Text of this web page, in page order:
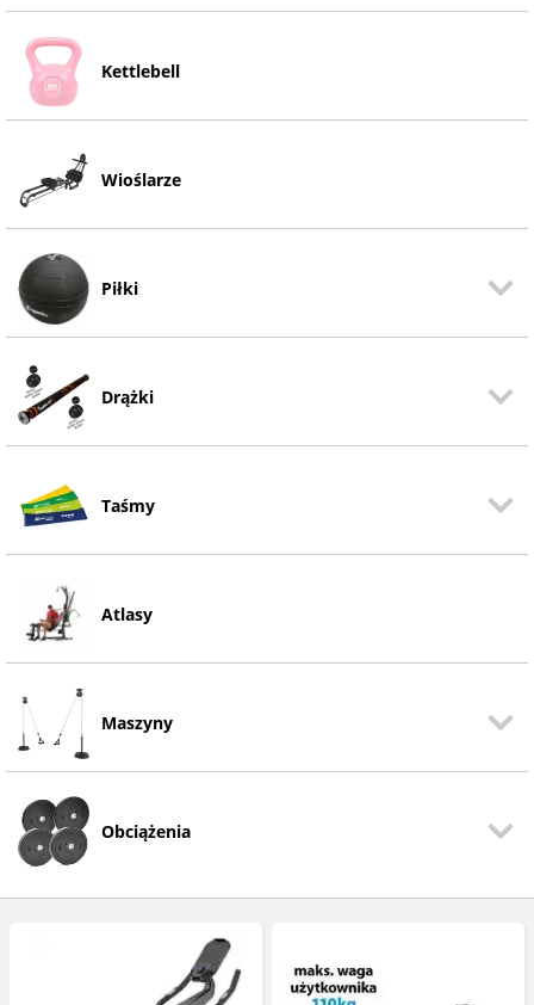
Kettlebell
Wioślarze
Piłki
Drążki
Taśmy
Atlasy
Maszyny
Obciążenia